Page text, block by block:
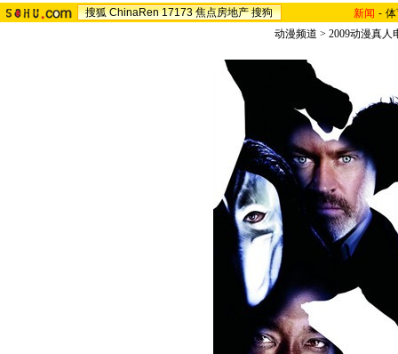
搜狐 ChinaRen 17173 焦点房地产 搜狗 新闻 -
动漫频道 > 2009动漫真人